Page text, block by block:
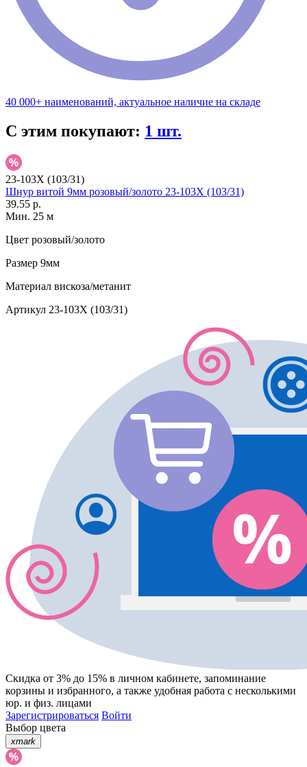
40 000+ наименований, актуальное наличие на складе
С этим покупают: 1 шт.
23-103X (103/31)
Шнур витой 9мм розовый/золото 23-103X (103/31)
39.55 р.
Мин. 25 м
Цвет розовый/золото
Размер 9мм
Материал вискоза/метанит
Артикул 23-103X (103/31)
Скидка от 3% до 15% в личном кабинете, запоминание
корзины и избранного, а также удобная работа с несколькими
юр. и физ. лицами
Зарегистрироваться Войти
Выбор цвета
xmark